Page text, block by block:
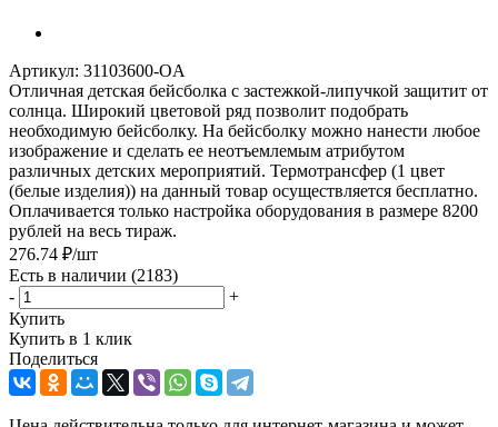
Артикул: 31103600-OA
Отличная детская бейсболка с застежкой-липучкой защитит от
солнца. Широкий цветовой ряд позволит подобрать
необходимую бейсболку. На бейсболку можно нанести любое
изображение и сделать ее неотъемлемым атрибутом
различных детских мероприятий. Термотрансфер (1 цвет
(белые изделия)) на данный товар осуществляется бесплатно.
Оплачивается только настройка оборудования в размере 8200
рублей на весь тираж.
276.74 ₽/шт
Есть в наличии (2183)
-
+
Купить
Купить в 1 клик
Поделиться